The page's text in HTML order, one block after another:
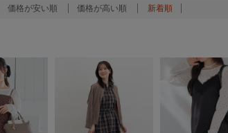
価格が安い順 価格が高い順 新着順